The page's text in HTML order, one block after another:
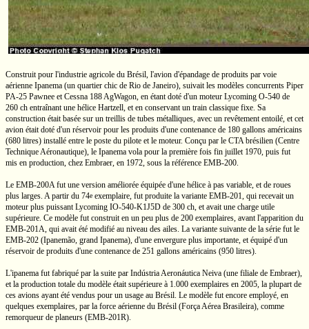
Construit pour l'industrie agricole du Brésil, l'avion d'épandage de produits par voie
aérienne Ipanema (un quartier chic de Rio de Janeiro), suivait les modèles concurrents Piper
PA-25 Pawnee etCessna 188AgWagon, en étant doté d'un moteur Lycoming O-540 de
260 ch entraînant une hélice Hartzell, et en conservant un train classique fixe. Sa
construction était basée sur un treillis de tubes métalliques, avec un revêtement entoilé, et cet
avion était doté d'un réservoir pour les produits d'une contenance de 180 gallons américains
(680 litres) installé entre le poste du pilote et le moteur. Conçu par le CTA brésilien (Centre
Technique Aéronautique), le Ipanema vola pour la première fois fin juillet 1970, puis fut
mis en production, chez Embraer, en 1972, sous la référence EMB-200.
Le EMB-200Afut une version améliorée équipée d'une hélice à pas variable, et de roues
plus larges. A partir du 74e exemplaire, fut produite la variante EMB-201, qui recevait un
moteur plus puissant Lycoming IO-540-K1J5D de 300 ch, et avait une charge utile
supérieure. Ce modèle fut construit en un peu plus de 200 exemplaires, avant l'apparition du
EMB-201A, qui avait été modifié au niveau des ailes. La variante suivante de la série fut le
EMB-202 (Ipanemão, grand Ipanema), d'une envergure plus importante, et équipé d'un
réservoir de produits d'une contenance de 251 gallons américains (950 litres).
L'ipanema fut fabriqué par la suite par Indústria Aeronáutica Neiva (une filiale de Embraer),
et la production totale du modèle était supérieure à 1.000 exemplaires en 2005, la plupart de
ces avions ayant été vendus pour un usage au Brésil. Le modèle fut encore employé, en
quelques exemplaires, par la force aérienne du Brésil (Força Aérea Brasileira), comme
remorqueur de planeurs (EMB-201R).